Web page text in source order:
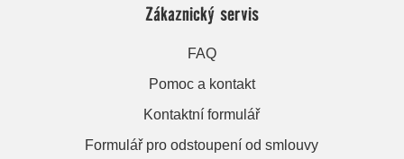
Zákaznický servis
FAQ
Pomoc a kontakt
Kontaktní formulář
Formulář pro odstoupení od smlouvy